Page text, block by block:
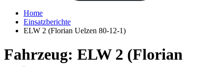
Home
Einsatzberichte
ELW 2 (Florian Uelzen 80-12-1)
Fahrzeug: ELW 2 (Florian